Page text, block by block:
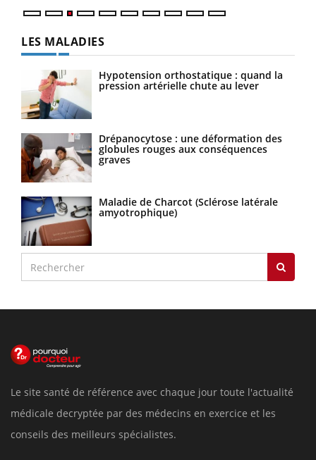
LES MALADIES
Hypotension orthostatique : quand la
pression artérielle chute au lever
Drépanocytose : une déformation des
globules rouges aux conséquences
graves
Maladie de Charcot (Sclérose latérale
amyotrophique)
Le site santé de référence avec chaque jour toute l'actualité
médicale decryptée par des médecins en exercice et les
conseils des meilleurs spécialistes.